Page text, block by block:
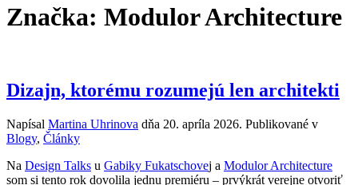
Značka: Modulor Architecture
Dizajn, ktorému rozumejú len architekti
Napísal Martina Uhrinova dňa 20. apríla 2026. Publikované v
Blogy, Články
Na Design Talks u Gabiky Fukatschovej a Modulor Architecture
som si tento rok dovolila jednu premiéru – prvýkrát verejne otvoriť